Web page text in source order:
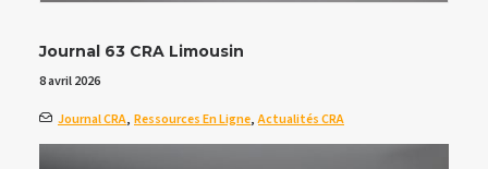
Journal 63 CRA Limousin
8 avril 2026
Journal CRA, Ressources En Ligne, Actualités CRA